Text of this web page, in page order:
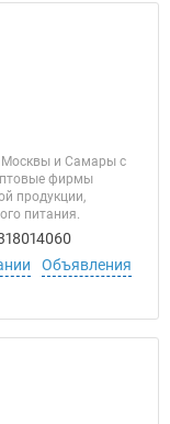
Москвы и Самары с
фирмы
продукции,
питания.
Объявления